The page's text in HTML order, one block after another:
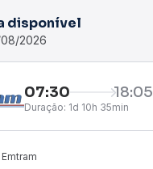
disponível
2026
07:30 18:05
Duração: 1d 10h 35min